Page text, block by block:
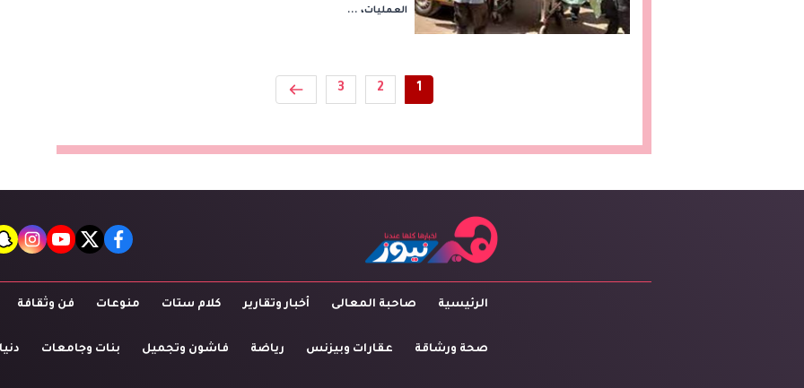
العمليات، ...
1
2
3
facebook
twitter
youtube
الرئيسية صاحبة المعالى أخبار وتقارير كلام ستات منوعات فن وثقافة
صحة ورشاقة عقارات وبيزنس رياضة فاشون وتجميل بنات وجامعات